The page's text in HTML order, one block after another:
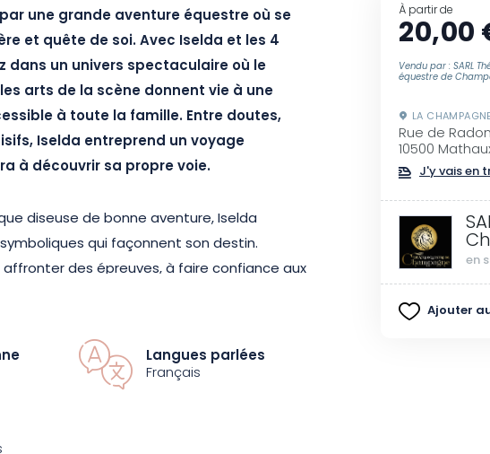
une grande aventure équestre où se
et quête de soi. Avec Iselda et les 4
dans un univers spectaculaire où le
arts de la scène donnent vie à une
à toute la famille. Entre doutes,
Iselda entreprend un voyage
à découvrir sa propre voie.
diseuse de bonne aventure, Iselda
qui façonnent son destin.
des épreuves, à faire confiance aux
des liens qui unissent les êtres. Sur
et sensibilité les émotions des
l’humain et l’animal se révèle au fil du
scène immersive et rythmée.
effets de feu et performances
Langues parlées
Français
À partir de
20,00
Vendu par : SARL
équestre de
LA CHAMPAGNE
Rue de
10500
J'y vais en
en
Ajouter